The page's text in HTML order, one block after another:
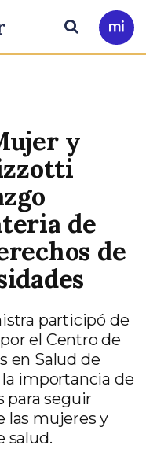
Ir
a
Buscar
y
de
de
participó de
el Centro de
en Salud de
importancia de
para seguir
las mujeres y
salud.